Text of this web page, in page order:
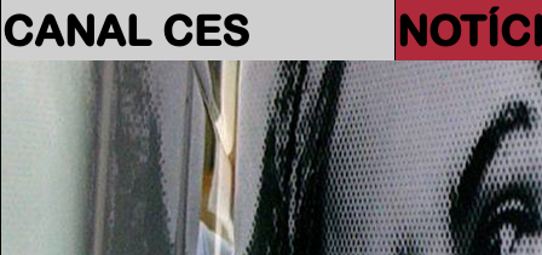
CANAL CES